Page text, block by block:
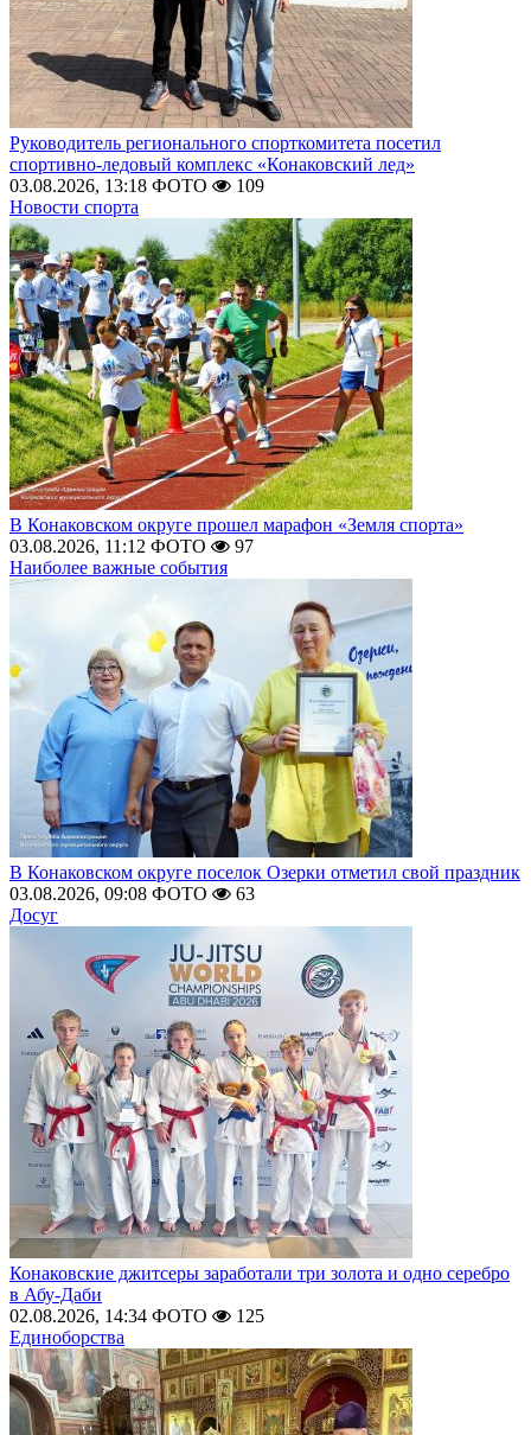
Руководитель регионального спорткомитета посетил
спортивно-ледовый комплекс «Конаковский лед»
03.08.2026, 13:18 ФОТО
109
Новости спорта
В Конаковском округе прошел марафон «Земля спорта»
03.08.2026, 11:12 ФОТО
97
Наиболее важные события
В Конаковском округе поселок Озерки отметил свой праздник
03.08.2026, 09:08 ФОТО
63
Досуг
Конаковские джитсеры заработали три золота и одно серебро
в Абу-Даби
02.08.2026, 14:34 ФОТО
125
Единоборства